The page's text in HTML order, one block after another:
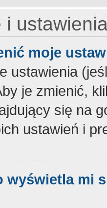
i
moje
ustawienia
je zmienić,
się na
ustawień i
wyświetla mi